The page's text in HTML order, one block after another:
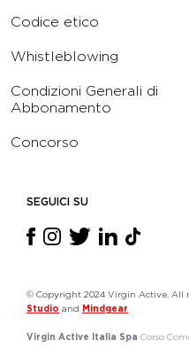
Codice etico
Whistleblowing
Condizioni Generali di
Abbonamento
Concorso
SEGUICI SU
© Copyright 2024 Virgin Active. All
Studio and Mindgear
Virgin Active Italia Spa Corso